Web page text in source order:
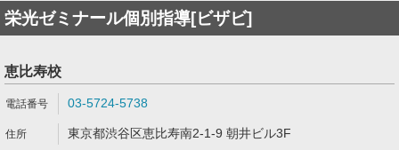
栄光ゼミナール個別指導[ビザビ]
恵比寿校
03-5724-5738
東京都渋谷区恵比寿南2-1-9 朝井ビル3F